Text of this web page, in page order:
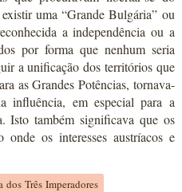
uma “Grande Bulgária” ou
a independência ou a
por forma que nenhum seria
a unificação dos territórios que
as Grandes Potências, tornava-
influência, em especial para a
Isto também significava que os
onde os interesses austríacos e
Três Imperadores